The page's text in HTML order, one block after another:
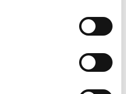
ČR v pololetí převýšil